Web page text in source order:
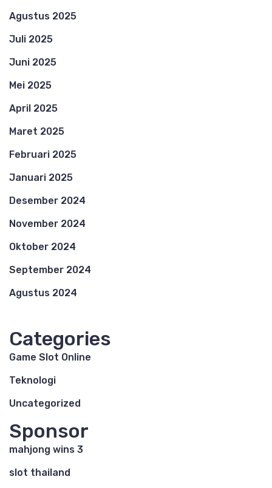
Agustus 2025
Juli 2025
Juni 2025
Mei 2025
April 2025
Maret 2025
Februari 2025
Januari 2025
Desember 2024
November 2024
Oktober 2024
September 2024
Agustus 2024
Categories
Game Slot Online
Teknologi
Uncategorized
Sponsor
mahjong wins 3
slot thailand